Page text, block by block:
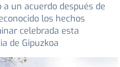
un acuerdo después de
los hechos
celebrada esta
de Gipuzkoa